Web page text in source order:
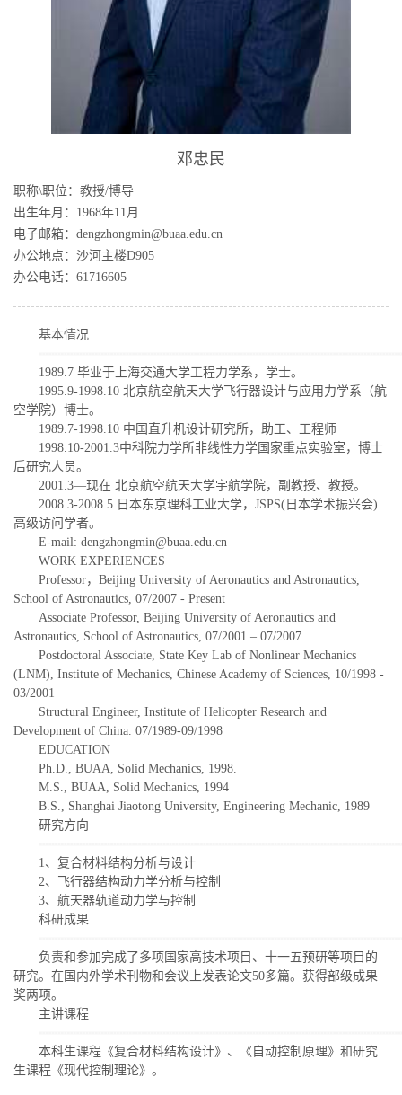
邓忠民
职称\职位：教授/博导
出生年月：1968年11月
电子邮箱：dengzhongmin@buaa.edu.cn
办公地点：沙河主楼D905
办公电话：61716605
基本情况
1989.7 毕业于上海交通大学工程力学系，学士。
1995.9-1998.10 北京航空航天大学飞行器设计与应用力学系（航
空学院）博士。
1989.7-1998.10 中国直升机设计研究所，助工、工程师
1998.10-2001.3中科院力学所非线性力学国家重点实验室，博士
后研究人员。
2001.3—现在 北京航空航天大学宇航学院，副教授、教授。
2008.3-2008.5 日本东京理科工业大学，JSPS(日本学术振兴会)
高级访问学者。
E-mail: dengzhongmin@buaa.edu.cn
WORK EXPERIENCES
Professor，Beijing University of Aeronautics and Astronautics,
School of Astronautics, 07/2007 - Present
Associate Professor, Beijing University of Aeronautics and
Astronautics, School of Astronautics, 07/2001 – 07/2007
Postdoctoral Associate, State Key Lab of Nonlinear Mechanics
(LNM), Institute of Mechanics, Chinese Academy of Sciences, 10/1998 -
03/2001
Structural Engineer, Institute of Helicopter Research and
Development of China. 07/1989-09/1998
EDUCATION
Ph.D., BUAA, Solid Mechanics, 1998.
M.S., BUAA, Solid Mechanics, 1994
B.S., Shanghai Jiaotong University, Engineering Mechanic, 1989
研究方向
1、复合材料结构分析与设计
2、飞行器结构动力学分析与控制
3、航天器轨道动力学与控制
科研成果
负责和参加完成了多项国家高技术项目、十一五预研等项目的
研究。在国内外学术刊物和会议上发表论文50多篇。获得部级成果
奖两项。
主讲课程
本科生课程《复合材料结构设计》、《自动控制原理》和研究
生课程《现代控制理论》。